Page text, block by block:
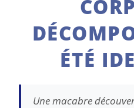
ÉTÉ
Une macabre